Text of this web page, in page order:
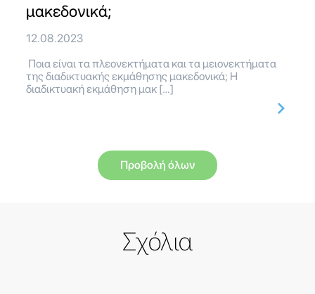
μακεδονικά;
12.08.2023
Ποια είναι τα πλεονεκτήματα και τα μειονεκτήματα
της διαδικτυακής εκμάθησης μακεδονικά; Η
διαδικτυακή εκμάθηση μακ […]
Προβολή όλων
Σχόλια